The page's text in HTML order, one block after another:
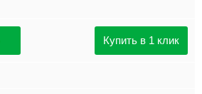
Купить в 1 клик